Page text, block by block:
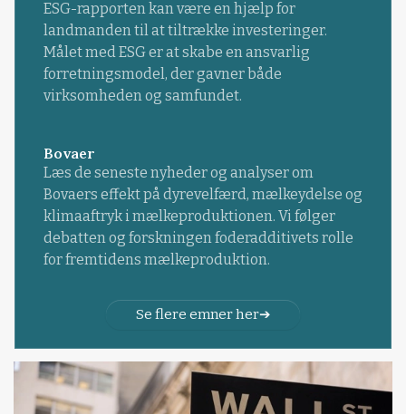
ESG-rapporten kan være en hjælp for
landmanden til at tiltrække investeringer.
Målet med ESG er at skabe en ansvarlig
forretningsmodel, der gavner både
virksomheden og samfundet.
Bovaer
Læs de seneste nyheder og analyser om
Bovaers effekt på dyrevelfærd, mælkeydelse og
klimaaftryk i mælkeproduktionen. Vi følger
debatten og forskningen foderadditivets rolle
for fremtidens mælkeproduktion.
Se flere emner her